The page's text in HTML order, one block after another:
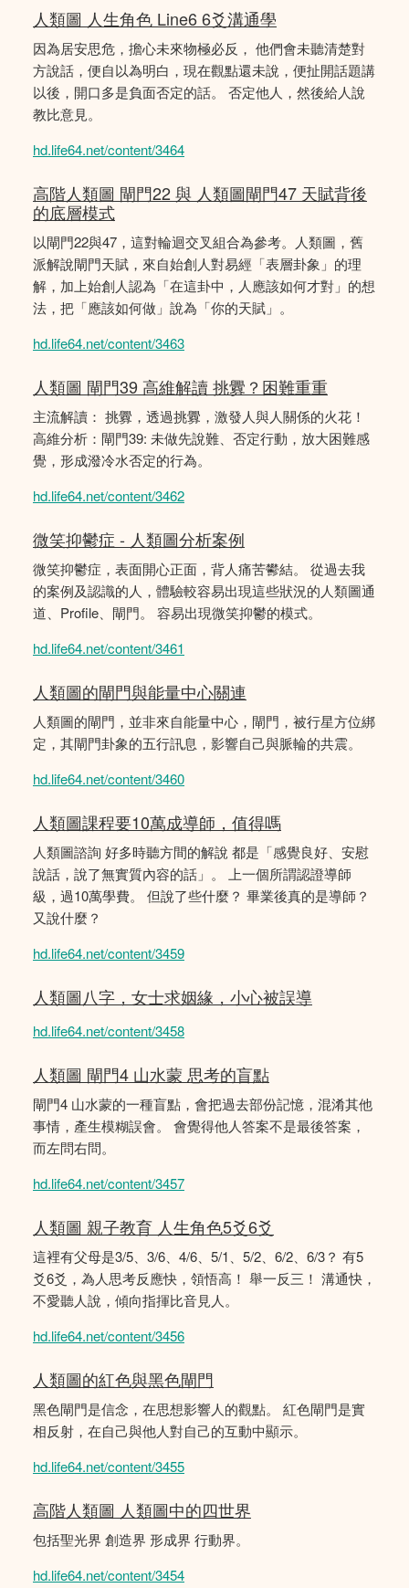
人類圖 人生角色 Line6 6爻溝通學
因為居安思危，擔心未來物極必反， 他們會未聽清楚對
方說話，便自以為明白，現在觀點還未說，便扯開話題講
以後，開口多是負面否定的話。 否定他人，然後給人說
教比意見。
hd.life64.net/content/3464
高階人類圖 閘門22 與 人類圖閘門47 天賦背後
的底層模式
以閘門22與47，這對輪迴交叉組合為參考。人類圖，舊
派解說閘門天賦，來自始創人對易經「表層卦象」的理
解，加上始創人認為「在這卦中，人應該如何才對」的想
法，把「應該如何做」說為「你的天賦」。
hd.life64.net/content/3463
人類圖 閘門39 高維解讀 挑釁？困難重重
主流解讀： 挑釁，透過挑釁，激發人與人關係的火花！
高維分析：閘門39: 未做先說難、否定行動，放大困難感
覺，形成潑冷水否定的行為。
hd.life64.net/content/3462
微笑抑鬱症 - 人類圖分析案例
微笑抑鬱症，表面開心正面，背人痛苦鬰結。 從過去我
的案例及認識的人，體驗較容易出現這些狀況的人類圖通
道、Profile、閘門。 容易出現微笑抑鬱的模式。
hd.life64.net/content/3461
人類圖的閘門與能量中心關連
人類圖的閘門，並非來自能量中心，閘門，被行星方位綁
定，其閘門卦象的五行訊息，影響自己與脈輪的共震。
hd.life64.net/content/3460
人類圖課程要10萬成導師，值得嗎
人類圖諮詢 好多時聽方間的解說 都是「感覺良好、安慰
說話，說了無實質內容的話」。 上一個所謂認證導師
級，過10萬學費。 但說了些什麼？ 畢業後真的是導師？
又說什麼？
hd.life64.net/content/3459
人類圖八字，女士求姻緣，小心被誤導
hd.life64.net/content/3458
人類圖 閘門4 山水蒙 思考的盲點
閘門4 山水蒙的一種盲點，會把過去部份記憶，混淆其他
事情，產生模糊誤會。 會覺得他人答案不是最後答案，
而左問右問。
hd.life64.net/content/3457
人類圖 親子教育 人生角色5爻6爻
這裡有父母是3/5、3/6、4/6、5/1、5/2、6/2、6/3？ 有5
爻6爻，為人思考反應快，領悟高！ 舉一反三！ 溝通快，
不愛聽人說，傾向指揮比音見人。
hd.life64.net/content/3456
人類圖的紅色與黑色閘門
黑色閘門是信念，在思想影響人的觀點。 紅色閘門是實
相反射，在自己與他人對自己的互動中顯示。
hd.life64.net/content/3455
高階人類圖 人類圖中的四世界
包括聖光界 創造界 形成界 行動界。
hd.life64.net/content/3454